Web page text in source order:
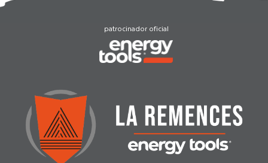
patrocinador oficial